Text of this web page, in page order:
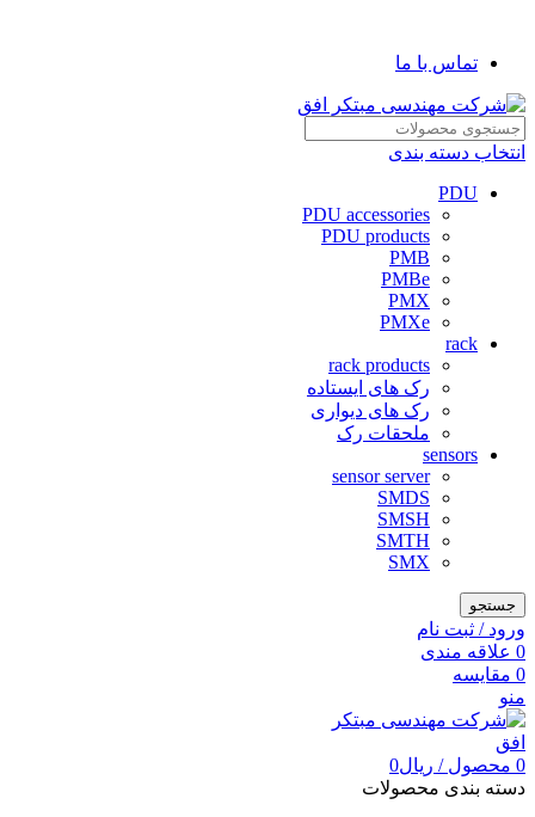
تماس با ما
انتخاب دسته بندی
PDU
PDU accessories
PDU products
PMB
PMBe
PMX
PMXe
rack
rack products
رک های ایستاده
رک های دیواری
ملحقات رک
sensors
sensor server
SMDS
SMSH
SMTH
SMX
جستجو
ورود / ثبت نام
0 علاقه مندی
0 مقایسه
منو
0 محصول / ریال0
دسته بندی محصولات